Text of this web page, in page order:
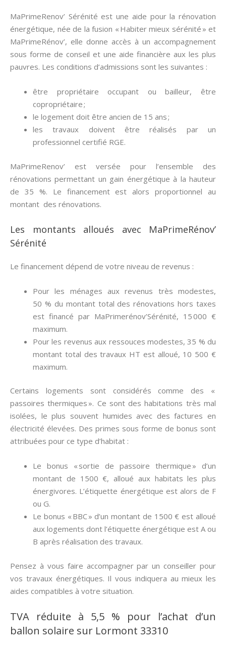
MaPrimeRenov’ Sérénité est une aide pour la rénovation
énergétique, née de la fusion « Habiter mieux sérénité » et
MaPrimeRénov’, elle donne accès à un accompagnement
sous forme de conseil et une aide financière aux les plus
pauvres. Les conditions d’admissions sont les suivantes :
être propriétaire occupant ou bailleur, être
copropriétaire ;
le logement doit être ancien de 15 ans ;
les travaux doivent être réalisés par un
professionnel certifié RGE.
MaPrimeRenov’ est versée pour l’ensemble des
rénovations permettant un gain énergétique à la hauteur
de 35 %. Le financement est alors proportionnel au
montant des rénovations.
Les montants alloués avec MaPrimeRénov’
Sérénité
Le financement dépend de votre niveau de revenus :
Pour les ménages aux revenus très modestes,
50 % du montant total des rénovations hors taxes
est financé par MaPrimerénov’Sérénité, 15 000 €
maximum.
Pour les revenus aux ressouces modestes, 35 % du
montant total des travaux HT est alloué, 10 500 €
maximum.
Certains logements sont considérés comme des «
passoires thermiques ». Ce sont des habitations très mal
isolées, le plus souvent humides avec des factures en
électricité élevées. Des primes sous forme de bonus sont
attribuées pour ce type d’habitat :
Le bonus « sortie de passoire thermique » d’un
montant de 1500 €, alloué aux habitats les plus
énergivores. L’étiquette énergétique est alors de F
ou G.
Le bonus « BBC » d’un montant de 1500 € est alloué
aux logements dont l’étiquette énergétique est A ou
B après réalisation des travaux.
Pensez à vous faire accompagner par un conseiller pour
vos travaux énergétiques. Il vous indiquera au mieux les
aides compatibles à votre situation.
TVA réduite à 5,5 % pour l’achat d’un
ballon solaire sur Lormont 33310